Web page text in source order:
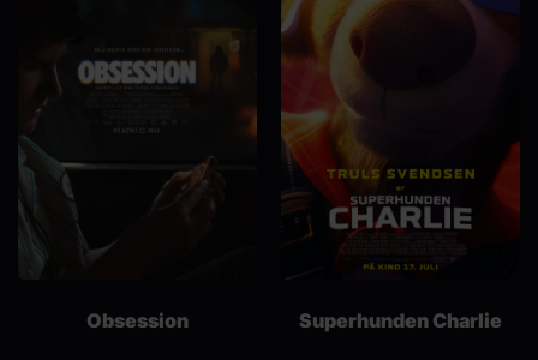
Obsession Superhunden Charlie